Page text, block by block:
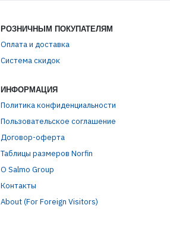
РОЗНИЧНЫМ ПОКУПАТЕЛЯМ
Оплата и доставка
Система скидок
ИНФОРМАЦИЯ
Политика конфиденциальности
Пользовательское соглашение
Договор-оферта
Таблицы размеров Norfin
О Salmo Group
Контакты
About (For Foreign Visitors)